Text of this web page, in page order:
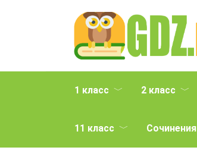
1 класс 2 класс
11 класс Сочинения